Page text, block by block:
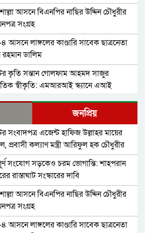
আসনে বিএনপির নাছির উদ্দিন চৌধুরীর
সংগ্রহ
আসনে লাঙ্গলের কাণ্ডারি সাবেক ছাত্রনেতা
ডালিম
কৃতি সন্তান গোলফাম আহমদ সাজুর
স্বীকৃতি: এমআরআই স্ক্যানে এআই
নাছির চৌধুরী’র পক্ষে ৩১ দফার লিফলেট
বিএনপির ‘রাষ্ট্র কাঠামো মেরামত’ ৩১
বিতরণ ও গণসংযোগ
আইনের তোয়াক্কা নেই! খাসজমি দখল করে
ভবন বানাচ্ছেন সোনাসার বাজার কমিটির নেতা
আলাই
সিলেটের ৭টি এলাকায় দীর্ঘ ৯ ঘণ্টা বিদ্যুৎ
লাভলুর পরিবার: সিলেটে সশস্ত্র
জনপ্রিয়
সংবাদপত্র এজেন্ট হাফিজ উল্লাহর মায়ের
প্রবাসী কল্যাণ মন্ত্রী আরিফুল হক চৌধুরীর
সংযোগ সড়কেও চরম ভোগান্তি: শাহপরান
রাস্তাঘাট সংস্কারের দাবি
আসনে বিএনপির নাছির উদ্দিন চৌধুরীর
সংগ্রহ
আসনে লাঙ্গলের কাণ্ডারি সাবেক ছাত্রনেতা